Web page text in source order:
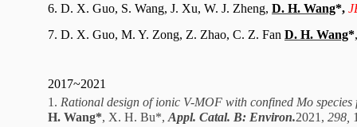
6. D. X. Guo, S. Wang, J. Xu, W. J. Zheng, D. H. Wang*,
7. D. X. Guo, M. Y. Zong, Z. Zhao, C. Z. Fan D. H. Wang*
2017~2021
1. Rational design of ionic V-MOF with confined Mo
H. Wang*, X. H. Bu*, Appl. Catal. B: Environ.2021, 298,